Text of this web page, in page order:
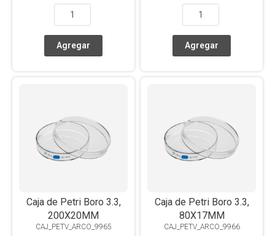
Caja de Petri Boro 3.3,
200X20MM
CAJ_PETV_ARCO_9965
Caja de Petri Boro 3.3,
80X17MM
CAJ_PETV_ARCO_9966